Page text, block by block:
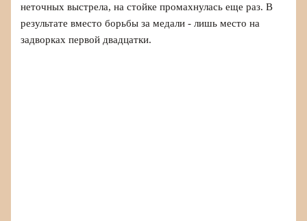
неточных выстрела, на стойке промахнулась еще раз. В
результате вместо борьбы за медали - лишь место на
задворках первой двадцатки.